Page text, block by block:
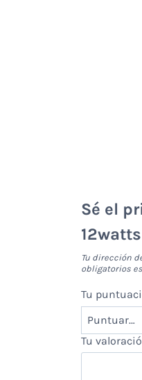
Sé el
Tu dirección
obligatorios
Tu
Tu